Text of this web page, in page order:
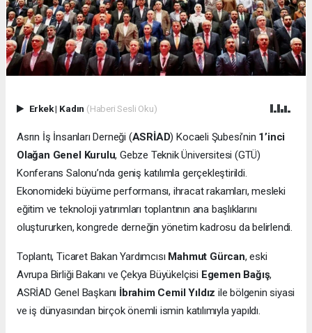
Erkek| Kadın (Haberi Sesli Oku)
Asrın İş İnsanları Derneği (ASRİAD) Kocaeli Şubesi’nin 1’inci
Olağan Genel Kurulu, Gebze Teknik Üniversitesi (GTÜ)
Konferans Salonu’nda geniş katılımla gerçekleştirildi.
Ekonomideki büyüme performansı, ihracat rakamları, mesleki
eğitim ve teknoloji yatırımları toplantının ana başlıklarını
oluştururken, kongrede derneğin yönetim kadrosu da belirlendi.
Toplantı, Ticaret Bakan Yardımcısı Mahmut Gürcan, eski
Avrupa Birliği Bakanı ve Çekya Büyükelçisi Egemen Bağış,
ASRİAD Genel Başkanı İbrahim Cemil Yıldız ile bölgenin siyasi
ve iş dünyasından birçok önemli ismin katılımıyla yapıldı.